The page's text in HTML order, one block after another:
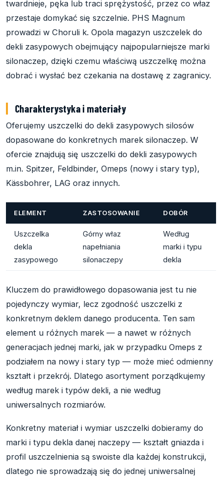
twardnieje, pęka lub traci sprężystość, przez co właz
przestaje domykać się szczelnie. PHS Magnum
prowadzi w Choruli k. Opola magazyn uszczelek do
dekli zasypowych obejmujący najpopularniejsze marki
silonaczep, dzięki czemu właściwą uszczelkę można
dobrać i wysłać bez czekania na dostawę z zagranicy.
Charakterystyka i materiały
Oferujemy uszczelki do dekli zasypowych silosów
dopasowane do konkretnych marek silonaczep. W
ofercie znajdują się uszczelki do dekli zasypowych
m.in. Spitzer, Feldbinder, Omeps (nowy i stary typ),
Kässbohrer, LAG oraz innych.
ELEMENT ZASTOSOWANIE DOBÓR
Uszczelka
dekla
zasypowego
Górny właz
napełniania
silonaczepy
Według
marki i typu
dekla
Kluczem do prawidłowego dopasowania jest tu nie
pojedynczy wymiar, lecz zgodność uszczelki z
konkretnym deklem danego producenta. Ten sam
element u różnych marek — a nawet w różnych
generacjach jednej marki, jak w przypadku Omeps z
podziałem na nowy i stary typ — może mieć odmienny
kształt i przekrój. Dlatego asortyment porządkujemy
według marek i typów dekli, a nie według
uniwersalnych rozmiarów.
Konkretny materiał i wymiar uszczelki dobieramy do
marki i typu dekla danej naczepy — kształt gniazda i
profil uszczelnienia są swoiste dla każdej konstrukcji,
dlatego nie sprowadzają się do jednej uniwersalnej